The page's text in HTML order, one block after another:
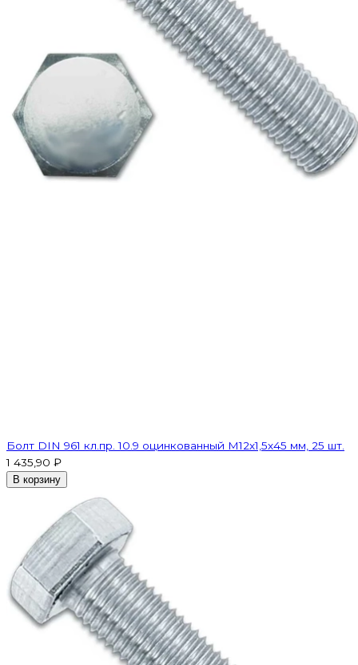
Болт DIN 961 кл.пр. 10.9 оцинкованный М12х1,5х45 мм, 25 шт.
1 435,90 ₽
В корзину